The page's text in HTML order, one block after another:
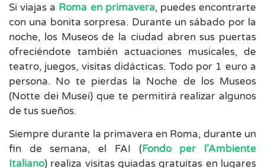
Si viajas a Roma en primavera, puedes encontrarte
con una bonita sorpresa. Durante un sábado por la
noche, los Museos de la ciudad abren sus puertas
ofreciéndote también actuaciones musicales, de
teatro, juegos, visitas didácticas. Todo por 1 euro a
persona. No te pierdas la Noche de los Museos
(Notte dei Musei) que te permitirá realizar algunos
de tus sueños.
Siempre durante la primavera en Roma, durante un
fin de semana, el FAI (Fondo per l’Ambiente
Italiano) realiza visitas guiadas gratuitas en lugares